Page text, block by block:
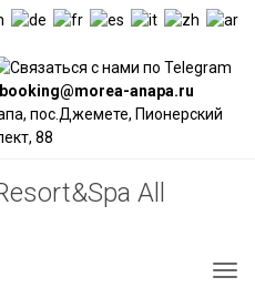
booking@morea-anapa.ru
пос.Джемете, Пионерский
88